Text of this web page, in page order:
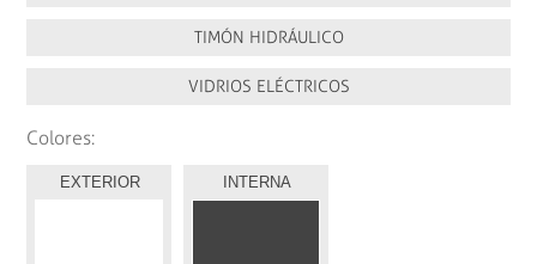
TIMÓN HIDRÁULICO
VIDRIOS ELÉCTRICOS
Colores:
EXTERIOR INTERNA